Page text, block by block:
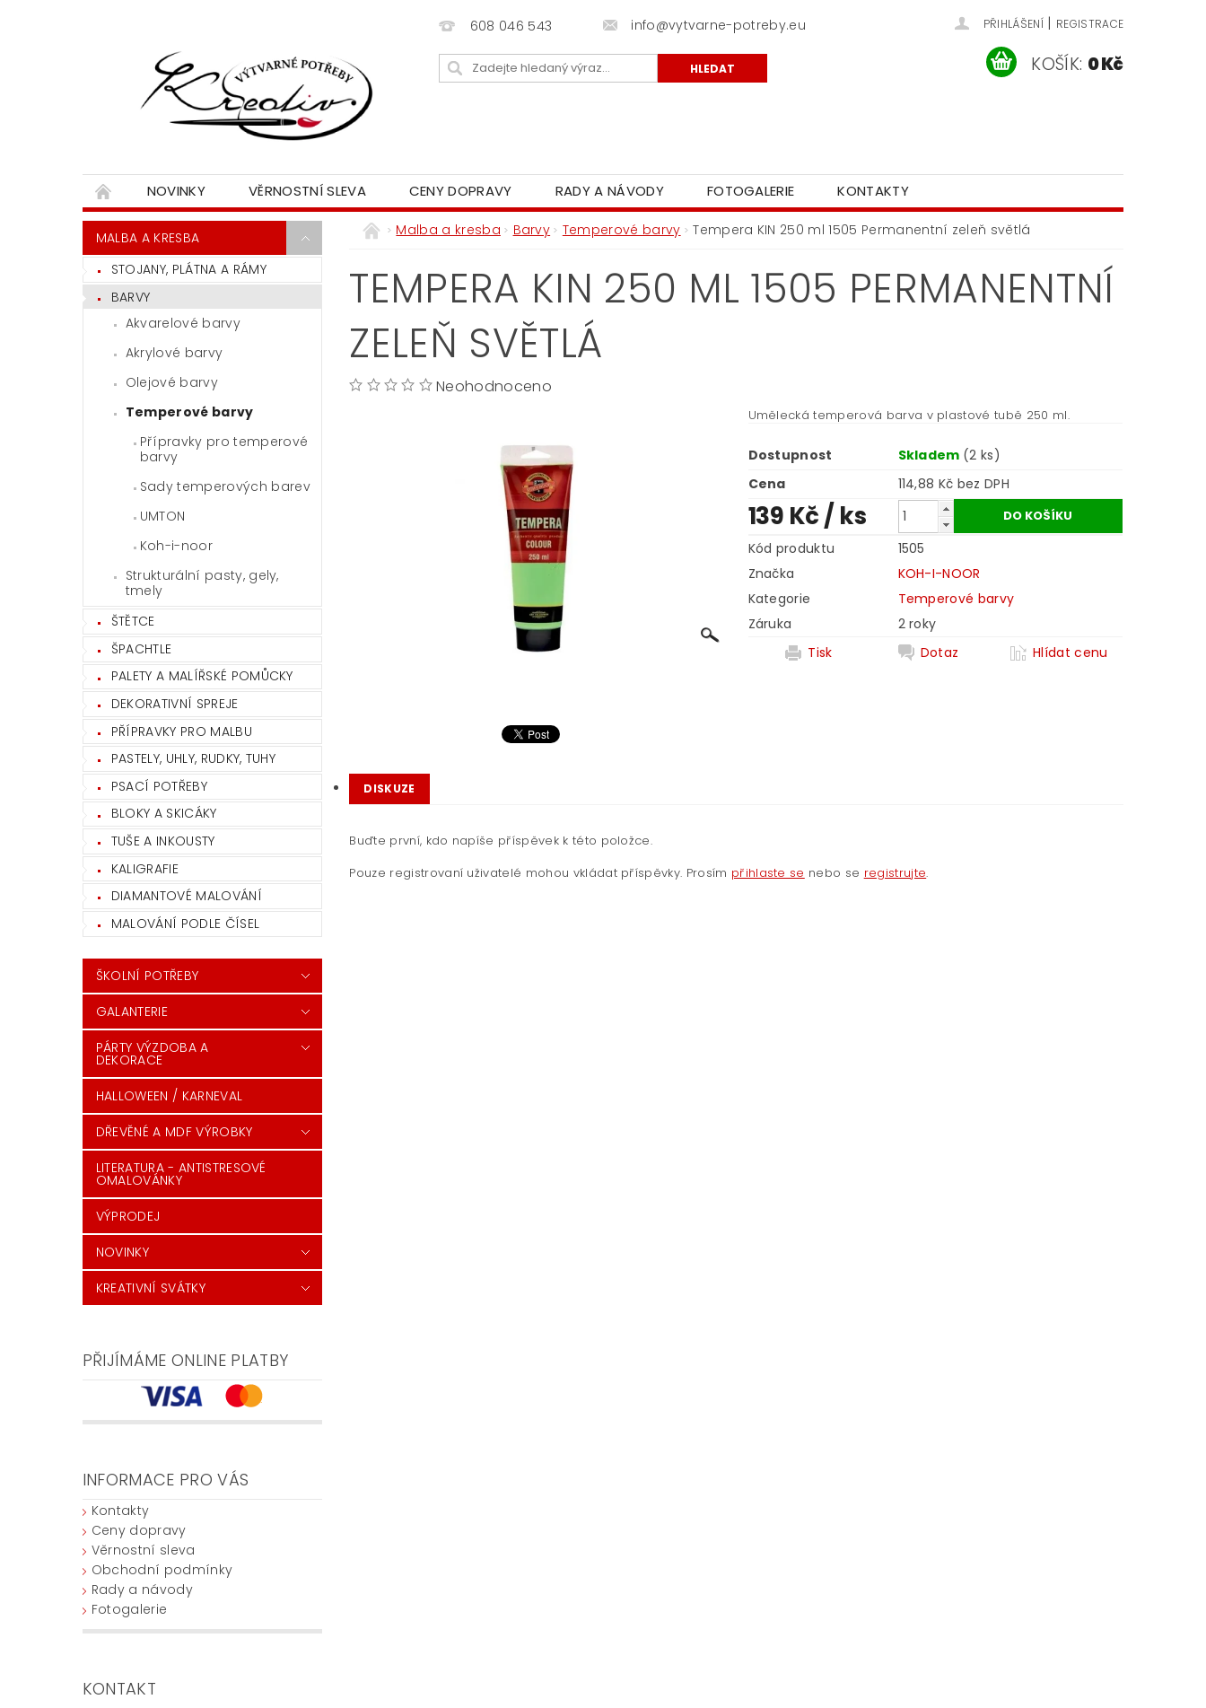
608 046 543 info@vytvarne-potreby.eu PŘIHLÁŠENÍ | REGISTRACE
KOŠÍK: 0 Kč
NOVINKY VĚRNOSTNÍ SLEVA CENY DOPRAVY RADY A NÁVODY FOTOGALERIE KONTAKTY
MALBA A KRESBA
STOJANY, PLÁTNA A RÁMY
BARVY
Akvarelové barvy
Akrylové barvy
Olejové barvy
Temperové barvy
Přípravky pro temperové
barvy
Sady temperových barev
UMTON
Koh-i-noor
Strukturální pasty, gely,
tmely
ŠTĚTCE
ŠPACHTLE
PALETY A MALÍŘSKÉ POMŮCKY
DEKORATIVNÍ SPREJE
PŘÍPRAVKY PRO MALBU
PASTELY, UHLY, RUDKY, TUHY
PSACÍ POTŘEBY
BLOKY A SKICÁKY
TUŠE A INKOUSTY
KALIGRAFIE
DIAMANTOVÉ MALOVÁNÍ
MALOVÁNÍ PODLE ČÍSEL
ŠKOLNÍ POTŘEBY
GALANTERIE
PÁRTY VÝZDOBA A
DEKORACE
HALLOWEEN / KARNEVAL
DŘEVĚNÉ A MDF VÝROBKY
LITERATURA - ANTISTRESOVÉ
OMALOVÁNKY
VÝPRODEJ
NOVINKY
KREATIVNÍ SVÁTKY
PŘIJÍMÁME ONLINE PLATBY
INFORMACE PRO VÁS
Kontakty
Ceny dopravy
Věrnostní sleva
Obchodní podmínky
Rady a návody
Fotogalerie
KONTAKT
Malba a kresba Barvy Temperové barvy Tempera KIN 250 ml 1505 Permanentní zeleň světlá
TEMPERA KIN 250 ML 1505 PERMANENTNÍ
ZELEŇ SVĚTLÁ
Neohodnoceno
Umělecká temperová barva v plastové tubě 250 ml.
Dostupnost Skladem (2 ks)
Cena
114,88 Kč bez DPH
139 Kč/ ks
Kód produktu
1505
Značka
KOH-I-NOOR
Kategorie
Temperové barvy
Záruka
2 roky
Tisk
Dotaz Hlídat cenu
DISKUZE
Buďte první, kdo napíše příspěvek k této položce.
Pouze registrovaní uživatelé mohou vkládat příspěvky. Prosím přihlaste se nebo se registrujte.